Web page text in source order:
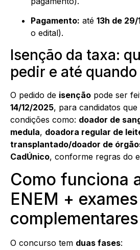
Pagamento: até 13h de
o edital).
Isenção da taxa:
pedir e até quando
O pedido de isenção pode ser
14/12/2025, para candidatos
condições como: doador de
medula, doadora regular de
transplantado/doador de
CadÚnico, conforme regras do
Como funciona
ENEM + exames
complementares
O concurso tem duas fases: